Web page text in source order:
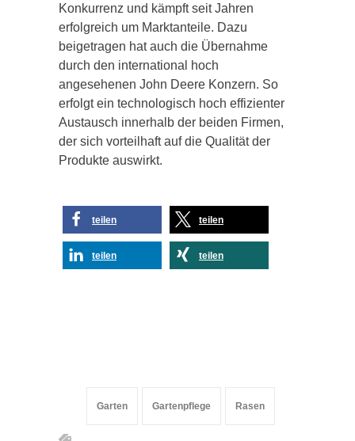
Konkurrenz und kämpft seit Jahren
erfolgreich um Marktanteile. Dazu
beigetragen hat auch die Übernahme
durch den international hoch
angesehenen John Deere Konzern. So
erfolgt ein technologisch hoch effizienter
Austausch innerhalb der beiden Firmen,
der sich vorteilhaft auf die Qualität der
Produkte auswirkt.
teilen teilen
teilen teilen
Garten Gartenpflege Rasen